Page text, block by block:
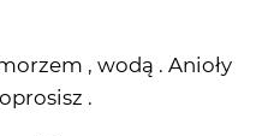
, wodą . Anioły
.